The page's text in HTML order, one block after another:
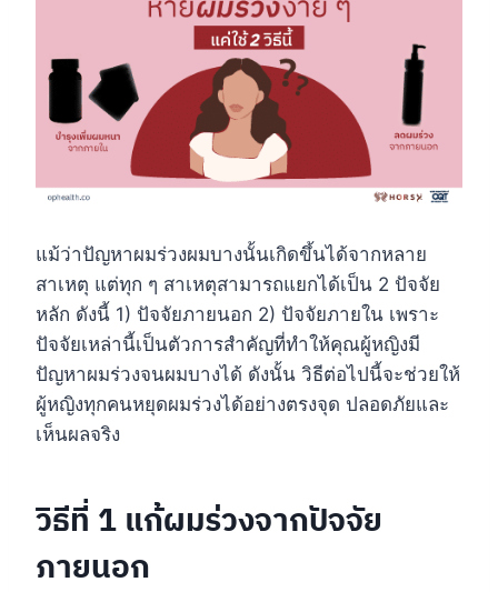
แม้ว่าปัญหาผมร่วงผมบางนั้นเกิดขึ้นได้จากหลาย
สาเหตุ แต่ทุก ๆ สาเหตุสามารถแยกได้เป็น 2 ปัจจัย
หลัก ดังนี้ 1) ปัจจัยภายนอก 2) ปัจจัยภายใน เพราะ
ปัจจัยเหล่านี้เป็นตัวการสำคัญที่ทำให้คุณผู้หญิงมี
ปัญหาผมร่วงจนผมบางได้ ดังนั้น วิธีต่อไปนี้จะช่วยให้
ผู้หญิงทุกคนหยุดผมร่วงได้อย่างตรงจุด ปลอดภัยและ
เห็นผลจริง
วิธีที่ 1 แก้ผมร่วงจากปัจจัย
ภายนอก